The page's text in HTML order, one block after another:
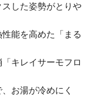
した姿勢がとりや
能を高めた「まる
キレイサーモフロ
お湯が冷めにく